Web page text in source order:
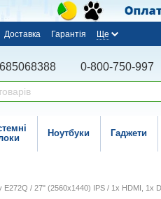
Доставка Гарантія Ще
0-800-750-997
Ноутбуки Гаджети
E272Q / 27" (2560x1440) IPS / 1x HDMI, 1x